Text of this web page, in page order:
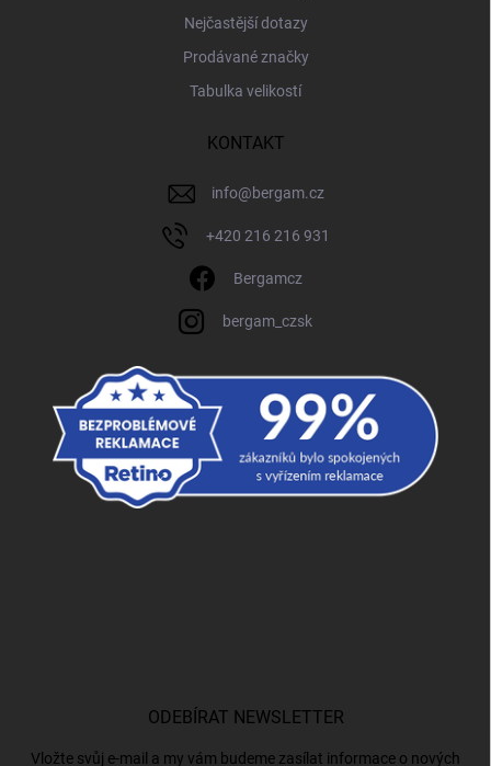
Nejčastější dotazy
Prodávané značky
Tabulka velikostí
KONTAKT
info@bergam.cz
+420 216 216 931
Bergamcz
bergam_czsk
ODEBÍRAT NEWSLETTER
Vložte svůj e-mail a my vám budeme zasílat informace o nových